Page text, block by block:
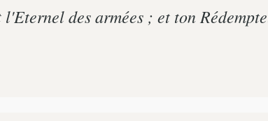
des armées ; et ton